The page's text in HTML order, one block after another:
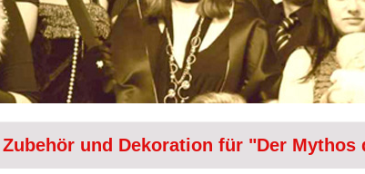
Zubehör und Dekoration für "Der Mythos